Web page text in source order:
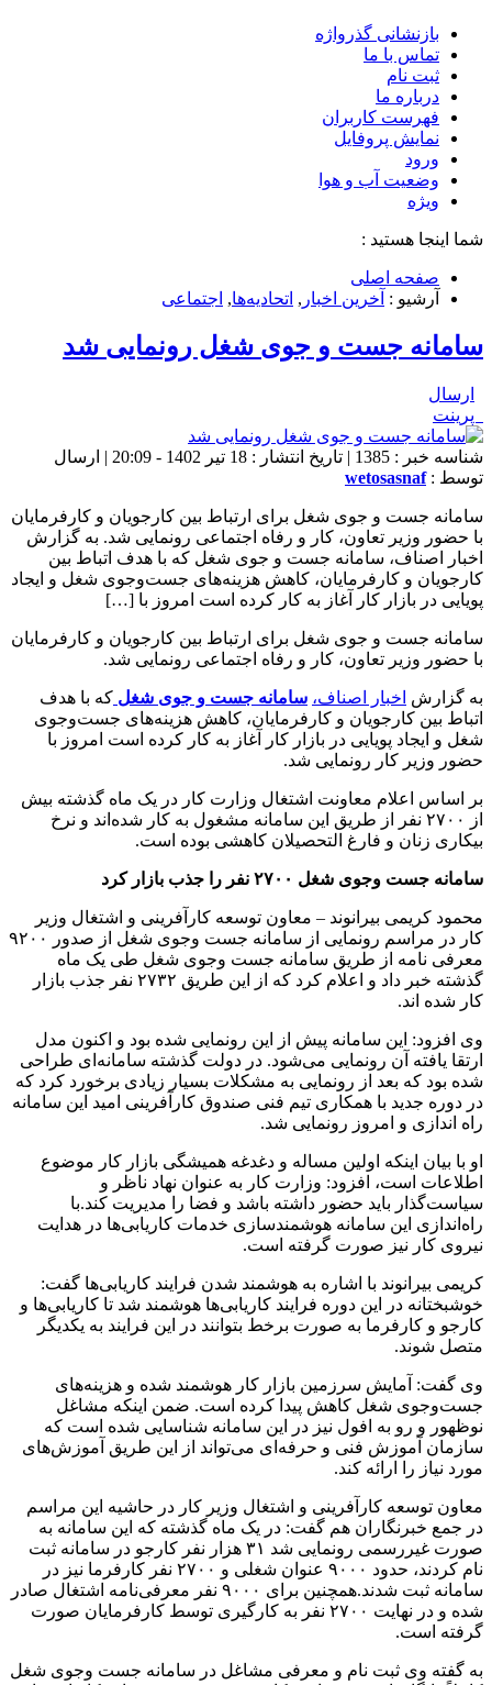
بازنشانی گذرواژه
تماس با ما
ثبت نام
درباره ما
فهرست کاربران
نمایش پروفایل
ورود
وضعیت آب و هوا
ویژه
شما اینجا هستید :
صفحه اصلی
آرشیو : آخرین اخبار , اتحادیه‌ها, اجتماعی
سامانه جست و جوی شغل رونمایی شد
ارسال
پرینت
شناسه خبر : 1385 | تاریخ انتشار : 18 تیر 1402 - 20:09 | ارسال
توسط :wetosasnaf
سامانه جست و جوی شغل برای ارتباط بین کارجویان و کارفرمایان
با حضور وزیر تعاون، کار و رفاه اجتماعی رونمایی شد. به گزارش
اخبار اصناف، سامانه جست و جوی شغل که با هدف اتباط بین
کارجویان و کارفرمایان، کاهش هزینه‌های جست‌وجوی شغل و ایجاد
پویایی در بازار کار آغاز به کار کرده است امروز با […]
سامانه جست و جوی شغل برای ارتباط بین کارجویان و کارفرمایان
با حضور وزیر تعاون، کار و رفاه اجتماعی رونمایی شد.
به گزارش اخبار اصناف، سامانه جست و جوی شغل که با هدف
اتباط بین کارجویان و کارفرمایان، کاهش هزینه‌های جست‌وجوی
شغل و ایجاد پویایی در بازار کار آغاز به کار کرده است امروز با
حضور وزیر کار رونمایی شد.
بر اساس اعلام معاونت اشتغال وزارت کار در یک ماه گذشته بیش
از ۲۷۰۰ نفر از طریق این سامانه مشغول به کار شده‌اند و نرخ
بیکاری زنان و فارغ التحصیلان کاهشی بوده است.
سامانه جست وجوی شغل ۲۷۰۰ نفر را جذب بازار کرد
محمود کریمی بیرانوند – معاون توسعه کارآفرینی و اشتغال وزیر
کار در مراسم رونمایی از سامانه جست وجوی شغل از صدور ۹۲۰۰
معرفی نامه از طریق سامانه جست وجوی شغل طی یک ماه
گذشته خبر داد و اعلام کرد که از این طریق ۲۷۳۲ نفر جذب بازار
کار شده اند.
وی افزود: این سامانه پیش از این رونمایی شده بود و اکنون مدل
ارتقا یافته آن رونمایی می‌شود. در دولت گذشته سامانه‌ای طراحی
شده بود که بعد از رونمایی به مشکلات بسیار زیادی برخورد کرد که
در دوره جدید با همکاری تیم فنی صندوق کارآفرینی امید این سامانه
راه اندازی و امروز رونمایی شد.
او با بیان اینکه اولین مساله و دغدغه همیشگی بازار کار موضوع
اطلاعات است، افزود: وزارت کار به عنوان نهاد ناظر و
سیاست‌گذار باید حضور داشته باشد و فضا را مدیریت کند.با
راه‌اندازی این سامانه هوشمندسازی خدمات کاریابی‌ها در هدایت
نیروی کار نیز صورت گرفته است.
کریمی بیرانوند با اشاره به هوشمند شدن فرایند کاریابی‌ها گفت:
خوشبختانه در این دوره فرایند کاریابی‌ها هوشمند شد تا کاریابی‌ها و
کارجو و کارفرما به صورت برخط بتوانند در این فرایند به یکدیگر
متصل شوند.
وی گفت: آمایش سرزمین بازار کار هوشمند شده و هزینه‌های
جست‌وجوی شغل کاهش پیدا کرده است. ضمن اینکه مشاغل
نوظهور و رو به افول نیز در این سامانه شناسایی شده است که
سازمان آموزش فنی و حرفه‌ای می‌تواند از این طریق آموزش‌های
مورد نیاز را ارائه کند.
معاون توسعه کارآفرینی و اشتغال وزیر کار در حاشیه این مراسم
در جمع خبرنگاران هم گفت: در یک ماه گذشته که این سامانه به
صورت غیررسمی رونمایی شد ۳۱ هزار نفر کارجو در سامانه ثبت
نام کردند، حدود ۹۰۰۰ عنوان شغلی و ۲۷۰۰ نفر کارفرما نیز در
سامانه ثبت شدند.همچنین برای ۹۰۰۰ نفر معرفی‌نامه اشتغال صادر
شده و در نهایت ۲۷۰۰ نفر به کارگیری توسط کارفرمایان صورت
گرفته است.
به گفته وی ثبت نام و معرفی مشاغل در سامانه جست وجوی شغل